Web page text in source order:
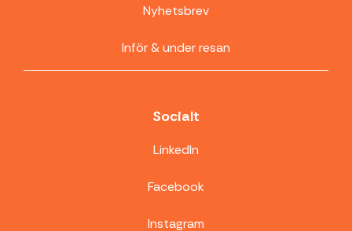
Nyhetsbrev
Inför & under resan
Socialt
LinkedIn
Facebook
Instagram